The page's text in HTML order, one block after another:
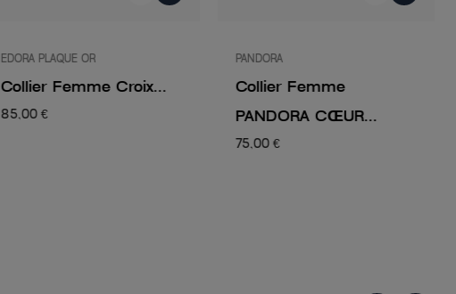
EDORA PLAQUE OR
Collier Femme Croix...
85,00 €
PANDORA
Collier Femme
PANDORA CŒUR...
75,00 €